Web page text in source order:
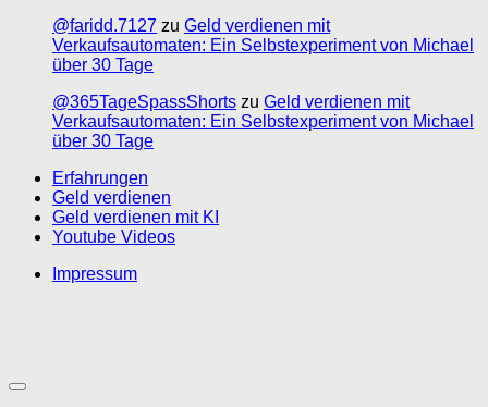
@faridd.7127 zu Geld verdienen mit
Verkaufsautomaten: Ein Selbstexperiment von Michael
über 30 Tage
@365TageSpassShorts zu Geld verdienen mit
Verkaufsautomaten: Ein Selbstexperiment von Michael
über 30 Tage
Erfahrungen
Geld verdienen
Geld verdienen mit KI
Youtube Videos
Impressum